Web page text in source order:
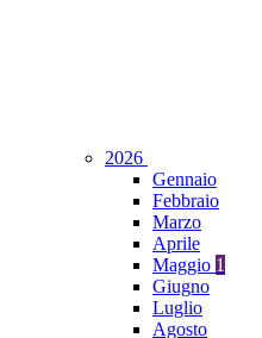
2026
Gennaio
Febbraio
Marzo
Aprile
Maggio 1
Giugno
Luglio
Agosto